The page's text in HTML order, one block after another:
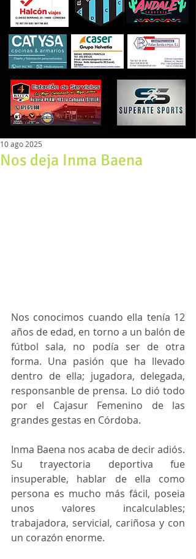
Nos deja Inma Baena
10 ago 2025
Nos conocimos cuando ella tenía 12
años de edad, en torno a un balón de
fútbol sala, no podía ser de otra
forma. Una pasión que ha llevado
dentro de ella; jugadora, delegada,
responsanble de prensa. Lo dió todo
por el Cajasur Femenino de las
grandes gestas en Córdoba.
Inma Baena nos acaba de decir adiós.
Su trayectoria deportiva fue
insuperable, hablar de ella como
persona es mucho más fácil, poseia
unos valores incalculables;
trabajadora, servicial, cariñosa y con
un corazón enorme.